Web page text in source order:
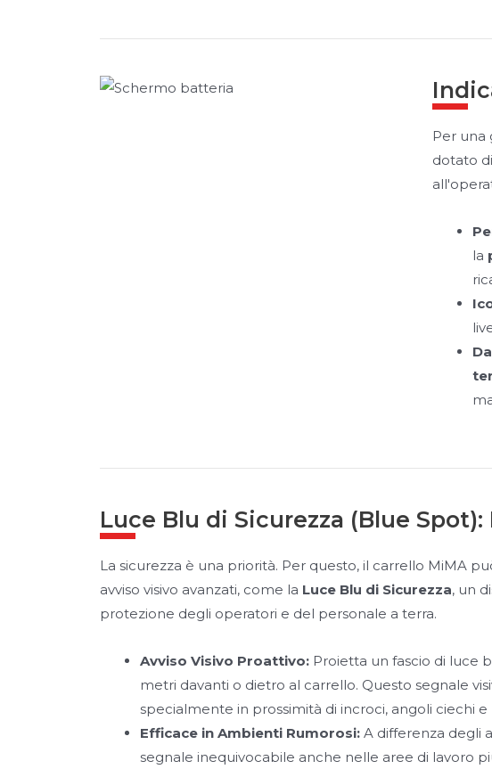
Per una
dotato
la
Luce Blu di Sicurezza (Blue
La sicurezza è una priorità. Per questo, il carrello MiMA
avviso visivo avanzati, come la Luce Blu di Sicurezza, un
protezione degli operatori e del personale a terra.
Avviso Visivo Proattivo: Proietta un fascio di luce
metri davanti o dietro al carrello. Questo segnale
specialmente in prossimità di incroci, angoli ciechi e
Efficace in Ambienti Rumorosi: A differenza degli
segnale inequivocabile anche nelle aree di lavoro